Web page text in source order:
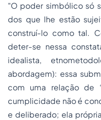
"O poder simbólico só
dos que lhe estão
construí-lo como tal.
deter-se nessa
idealista,
abordagem): essa
com uma relação de
cumplicidade não é
e deliberado; ela